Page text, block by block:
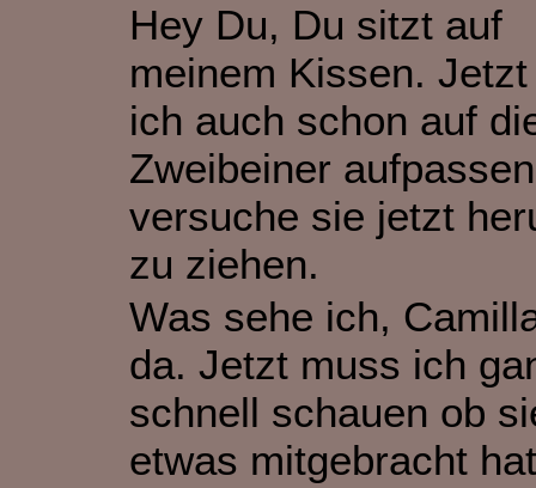
Hey Du, Du sitzt auf
meinem Kissen.
ich auch schon auf
Zweibeiner
versuche sie jetzt
zu ziehen.
Was sehe ich,
da. Jetzt muss ich
schnell schauen ob
etwas mitgebracht